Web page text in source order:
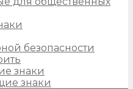
безопасности
знаки
знаки